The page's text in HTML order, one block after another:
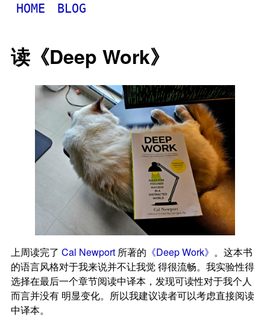
BLOG
HOME
读《Deep Work》
上周读完了 Cal Newport所著的 《Deep Work》 。这本书
的语言风格对于我来说并不让我觉 得很流畅。我实验性得
选择在最后一个章节阅读中译本，发现可读性对于我个人
而言并没有 明显变化。所以我建议读者可以考虑直接阅读
中译本。